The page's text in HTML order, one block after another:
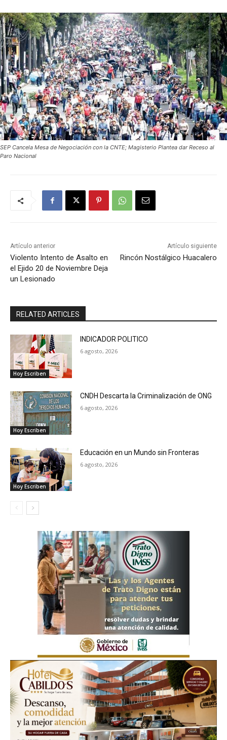
SEP Cancela Mesa de Negociación con la CNTE; Magisterio Plantea dar Receso al
Paro Nacional
Artículo anterior
Violento Intento de Asalto en
el Ejido 20 de Noviembre Deja
un Lesionado
Artículo siguiente
Rincón Nostálgico Huacalero
RELATED ARTICLES
Hoy Escriben
INDICADOR POLITICO
6 agosto, 2026
Hoy Escriben
CNDH Descarta la Criminalización de ONG
6 agosto, 2026
Hoy Escriben
Educación en un Mundo sin Fronteras
6 agosto, 2026